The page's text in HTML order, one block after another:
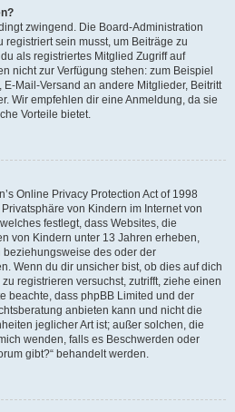
zwingend. Die Board-Administration
sein musst, um Beiträge zu
als registriertes Mitglied Zugriff auf
nicht zur Verfügung stehen: zum Beispiel
Mail-Versand an andere Mitglieder, Beitritt
Wir empfehlen dir eine Anmeldung, da sie
Vorteile bietet.
Online Privacy Protection Act of 1998
von Kindern im Internet von
festlegt, dass Websites, die
von Kindern unter 13 Jahren erheben,
beziehungsweise des oder der
Wenn du dir unsicher bist, ob dies auf dich
registrieren versuchst, zutrifft, ziehe einen
beachte, dass phpBB Limited und der
anbieten kann und nicht die
jeglicher Art ist; außer solchen, die
wenden, falls es Beschwerden oder
gibt?“ behandelt werden.